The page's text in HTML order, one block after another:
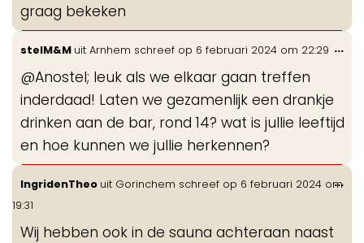
graag bekeken
stelM&M uit Arnhem schreef op 6 februari 2024 om 22:29
@Anostel; leuk als we elkaar gaan treffen
inderdaad! Laten we gezamenlijk een drankje
drinken aan de bar, rond 14? wat is jullie leeftijd
en hoe kunnen we jullie herkennen?
...
IngridenTheo uit Gorinchem schreef op 6 februari 2024 om
19:31
Wij hebben ook in de sauna achteraan naast
...